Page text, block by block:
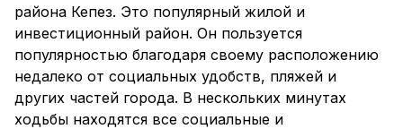
района Кепез. Это популярный жилой и
инвестиционный район. Он пользуется
популярностью благодаря своему расположению
недалеко от социальных удобств, пляжей и
других частей города. В нескольких минутах
ходьбы находятся все социальные и